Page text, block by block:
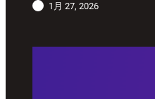
1月 27, 2026